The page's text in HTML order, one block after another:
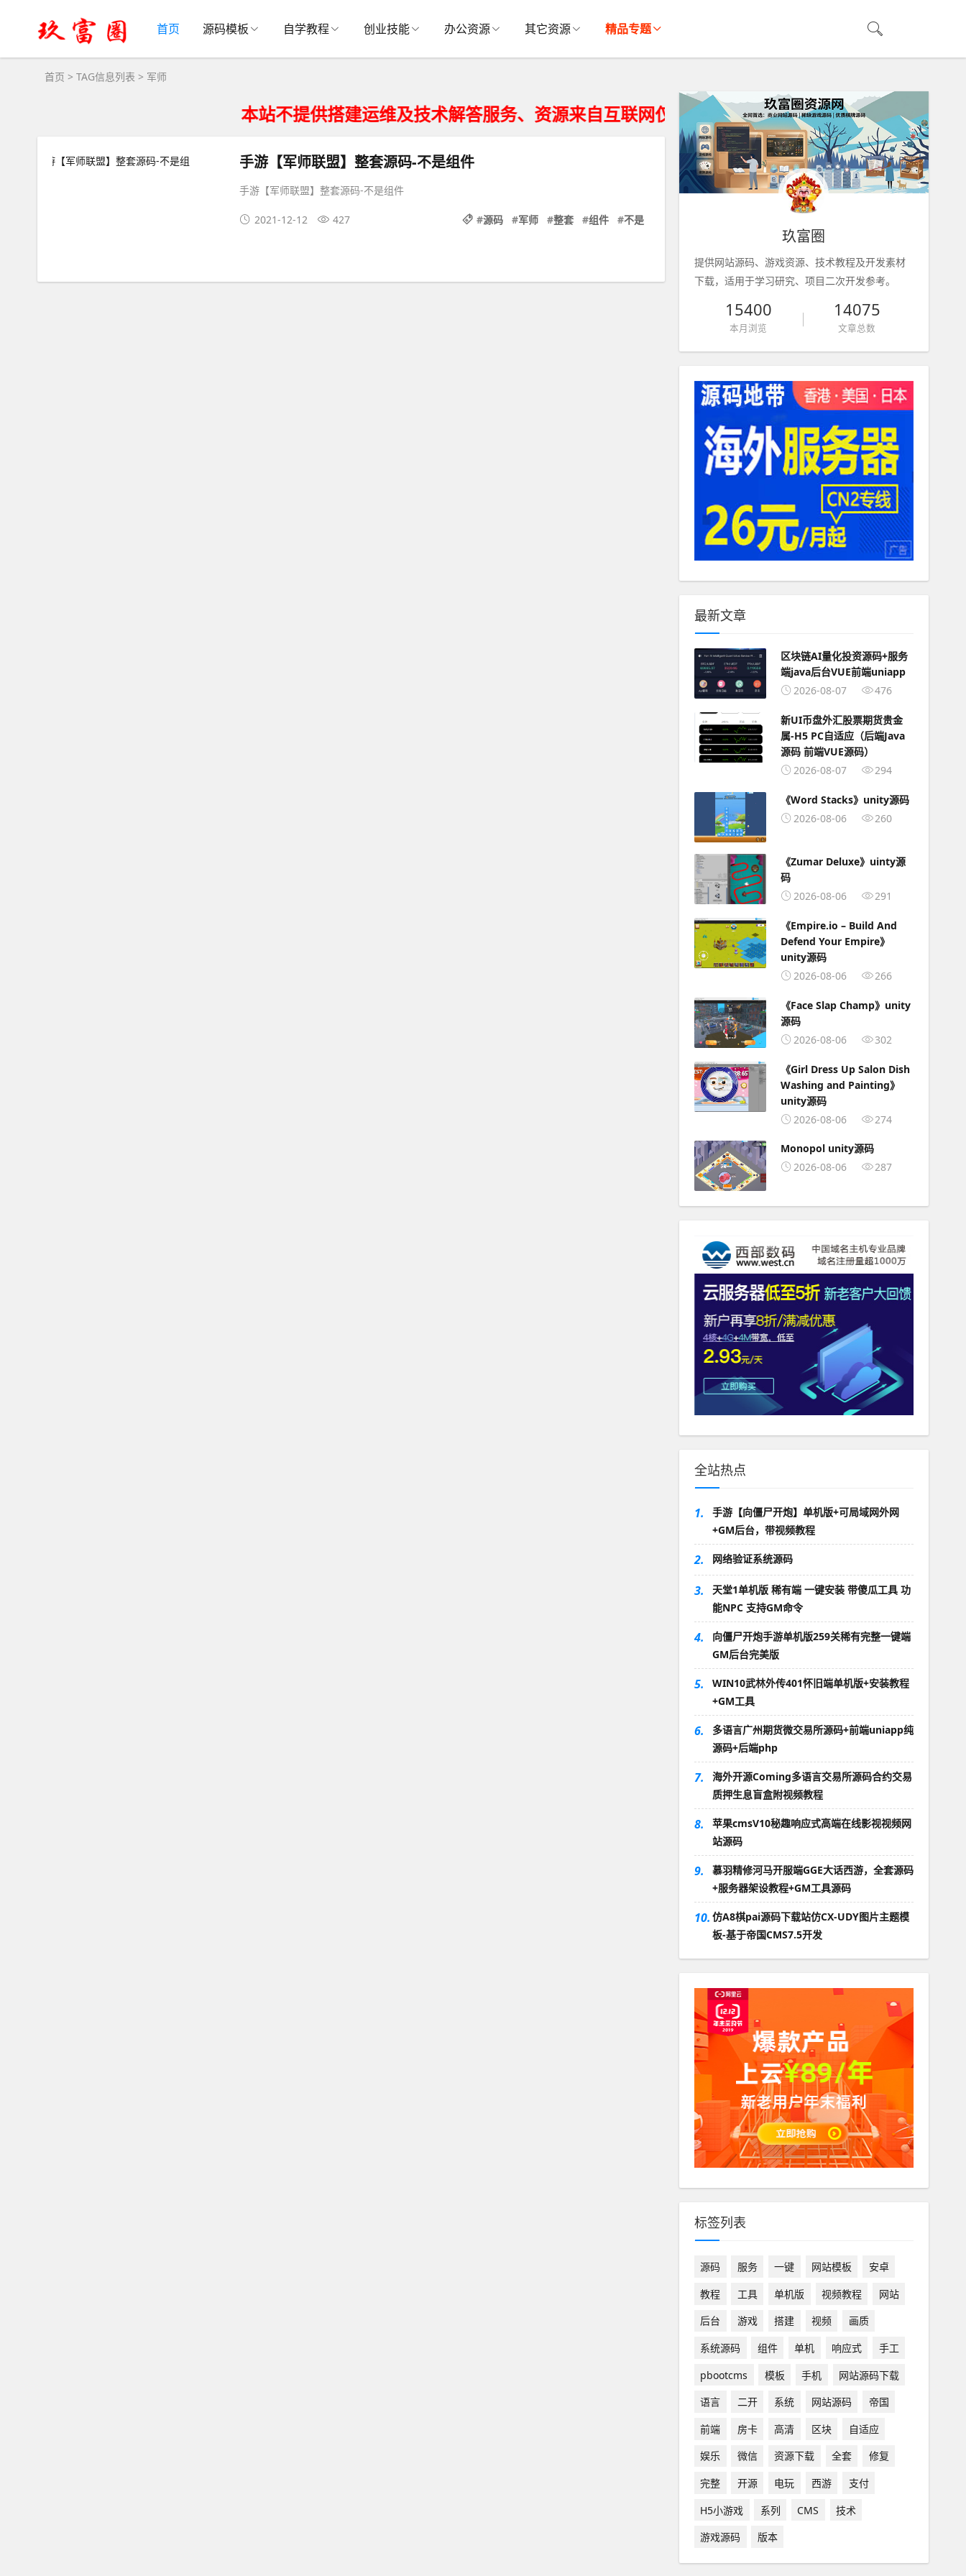
首页 源码模板 自学教程 创业技能 办公资源 其它资源 精品专题
首页 > TAG信息列表 > 军师
本站不提供搭建运维及技术解答服务、资源来自互联网仅供用户学习研究、请获得资源24小时内从
手游【军师联盟】整套源码-不是组件
手游【军师联盟】整套源码-不是组件
2021-12-12 427 #源码 #军师 #整套 #组件 #不是
玖富圈
提供网站源码、游戏资源、技术教程及开发素材
下载，适用于学习研究、项目二次开发参考。
15400
本月浏览
14075
文章总数
最新文章
区块链AI量化投资源码+服务
端java后台VUE前端uniapp
2026-08-07
476
新UI币盘外汇股票期货贵金
属-H5 PC自适应（后端Java
源码 前端VUE源码）
2026-08-07
294
《Word Stacks》unity源码
2026-08-06
260
《Zumar Deluxe》uinty源
码
2026-08-06
291
《Empire.io – Build And
Defend Your Empire》
unity源码
2026-08-06
266
《Face Slap Champ》unity
源码
2026-08-06
302
《Girl Dress Up Salon Dish
Washing and Painting》
unity源码
2026-08-06
274
Monopol unity源码
2026-08-06
287
全站热点
1.
手游【向僵尸开炮】单机版+可局域网外网
+GM后台，带视频教程
2. 网络验证系统源码
3.
天堂1单机版 稀有端 一键安装 带傻瓜工具 功
能NPC 支持GM命令
4.
向僵尸开炮手游单机版259关稀有完整一键端
GM后台完美版
5.
WIN10武林外传401怀旧端单机版+安装教程
+GM工具
6.
多语言广州期货微交易所源码+前端uniapp纯
源码+后端php
7.
海外开源Coming多语言交易所源码合约交易
质押生息盲盒附视频教程
8.
苹果cmsV10秘趣响应式高端在线影视视频网
站源码
9.
慕羽精修河马开服端GGE大话西游，全套源码
+服务器架设教程+GM工具源码
10. 仿A8棋pai源码下载站仿CX-UDY图片主题模
板-基于帝国CMS7.5开发
标签列表
源码 服务 一键 网站模板
安卓
教程
工具 单机版 视频教程
网站
后台
游戏 搭建 视频
画质
系统源码
组件 单机 响应式
手工
pbootcms
模板 手机
网站源码下载
语言
二开 系统 网站源码
帝国
前端
房卡 高清 区块
自适应
娱乐
微信 资源下载 全套
修复
完整
开源 电玩 西游
支付
H5小游戏
系列 CMS
技术
游戏源码
版本